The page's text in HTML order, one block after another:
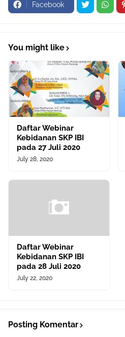
Facebook
You might like
Daftar Webinar
Kebidanan SKP IBI
pada 27 Juli 2020
July 28, 2020
Daftar Webinar
Kebidanan SKP IBI
pada 28 Juli 2020
July 22, 2020
Posting Komentar